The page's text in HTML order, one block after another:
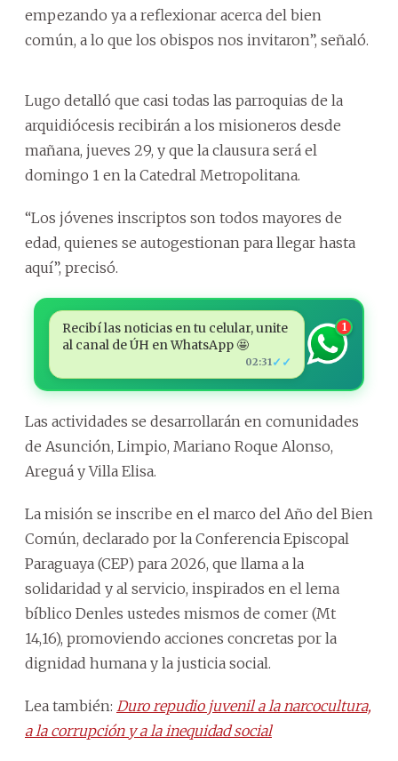
empezando ya a reflexionar acerca del bien
común, a lo que los obispos nos invitaron”, señaló.
Lugo detalló que casi todas las parroquias de la
arquidiócesis recibirán a los misioneros desde
mañana, jueves 29, y que la clausura será el
domingo 1 en la Catedral Metropolitana.
“Los jóvenes inscriptos son todos mayores de
edad, quienes se autogestionan para llegar hasta
aquí”, precisó.
Recibí las noticias en tu celular, unite
al canal de ÚH en WhatsApp 🤩
02:31 ✓✓
1
Las actividades se desarrollarán en comunidades
de Asunción, Limpio, Mariano Roque Alonso,
Areguá y Villa Elisa.
La misión se inscribe en el marco del Año del Bien
Común, declarado por la Conferencia Episcopal
Paraguaya (CEP) para 2026, que llama a la
solidaridad y al servicio, inspirados en el lema
bíblico Denles ustedes mismos de comer (Mt
14,16), promoviendo acciones concretas por la
dignidad humana y la justicia social.
Lea también: Duro repudio juvenil a la narcocultura,
a la corrupción y a la inequidad social